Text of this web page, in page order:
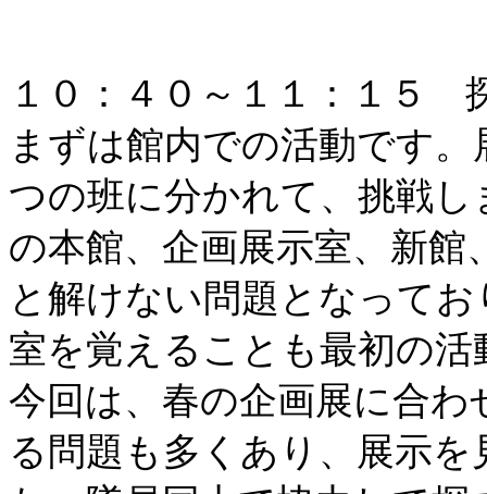
１０：４０～１１：１５
まずは館内での活動です
つの班に分かれて、挑戦
の本館、企画展示室、新
と解けない問題となって
室を覚えることも最初の
今回は、春の企画展に合
る問題も多くあり、展示